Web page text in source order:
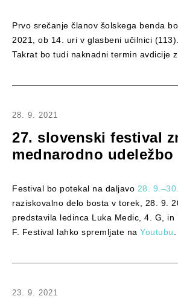
Prvo srečanje članov šolskega benda
2021, ob 14. uri v glasbeni učilnici (113).
Takrat bo tudi naknadni termin avdicije
28. 9. 2021
27. slovenski festival
mednarodno udeležbo
Festival bo potekal na daljavo 28.
raziskovalno delo bosta v torek, 28. 9.
predstavila ledinca Luka Medic, 4. G, in
F. Festival lahko spremljate na Youtubu
23. 9. 2021